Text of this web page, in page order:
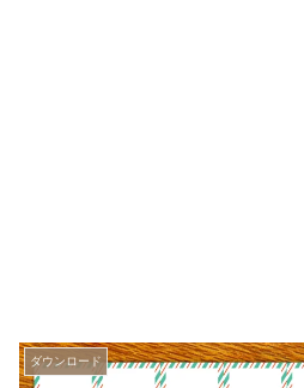
ダウンロード